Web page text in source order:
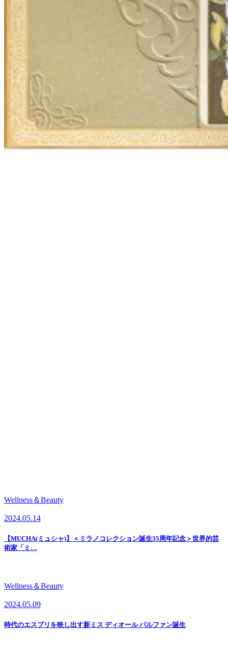
Wellness＆Beauty
2024.05.14
【MUCHA(ミュシャ)】＜ミラノコレクション誕生35周年記念＞世界的芸
術家「ミ…
Wellness＆Beauty
2024.05.09
時代のエスプリを映し出す新ミス ディオール パルファン誕生